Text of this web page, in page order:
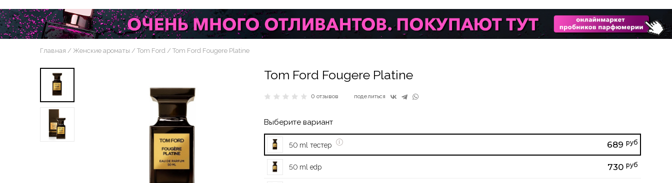
Главная Женские ароматы Tom Ford Tom Ford Fougere Platine
Tom Ford Fougere Platine
0 отзывов поделиться
Выберите вариант
50 ml тестер 689 руб
50 ml edp 730 руб